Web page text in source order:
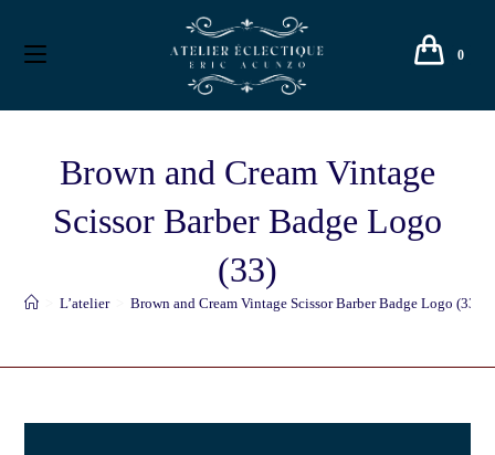
0
Brown and Cream Vintage
Scissor Barber Badge Logo
(33)
L’atelier Brown and Cream Vintage Scissor Barber Badge Logo (33)